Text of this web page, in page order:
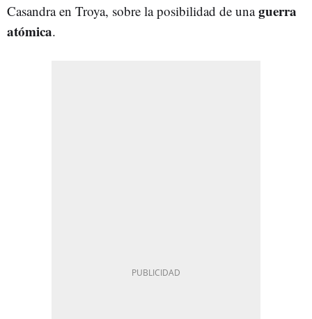
Casandra en Troya, sobre la posibilidad de unaguerra
atómica.